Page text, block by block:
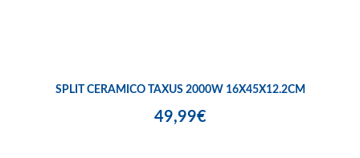
SPLIT CERAMICO TAXUS 2000W 16X45X12.2CM
49,99€